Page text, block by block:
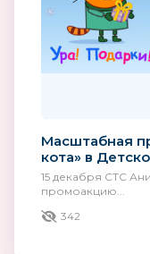
Масштабная
кота» в
15 декабря СТС
промоакцию...
342